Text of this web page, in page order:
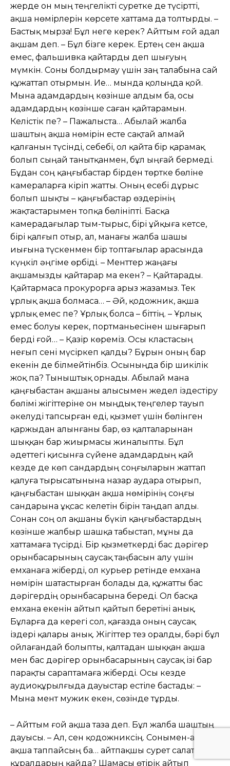
жерде он мың теңгелікті суретке де түсіртті,
ақша нөмірлерін көрсете хаттама да толтырды. –
Бастық мырза! Бұл неге керек? Айттым ғой адал
ақшам деп. – Бұл бізге керек. Ертең сен ақша
емес, фальшивка қайтарды деп шығуың
мүмкін. Соны болдырмау үшін заң талабына сай
құжаттап отырмын. Ие… мында қолыңда қой.
Мына адамдардың көзінше алдым ба, осы
адамдардың көзінше саған қайтарамын.
Келістік пе? – Пажалыста… Абылай жалба
шаштың ақша нөмірін есте сақтай алмай
қалғанын түсінді, себебі, ол қайта бір қарамақ
болып сыңай танытқанмен, бұл ыңғай бермеді.
Бұдан соң қаңғыбастар бірден төртке бөліне
камераларға кіріп жатты. Оның есебі дұрыс
болып шықты – қаңғыбастар өздерінің
жақтастарымен топқа бөлініпті. Басқа
камерадағылар тым-тырыс, бірі ұйқыға кетсе,
бірі қалғып отыр, ал, манағы жалба шашы
иығына түскенмен бір топтағылар арасында
күңкіл əңгіме өрбіді. – Менттер жаңағы
ақшамызды қайтарар ма екен? – Қайтарады.
Қайтармаса прокурорға арыз жазамыз. Тек
ұрлық ақша болмаса… – Əй, қодожник, ақша
ұрлық емес пе? Ұрлық болса – біттің. – Ұрлық
емес болуы керек, портманьесінен шығарып
берді ғой… – Қазір көреміз. Осы кластасың
неғып сені мүсіркеп қалды? Бұрын оның бар
екенін де білмейтінбіз. Осыныңда бір шикілік
жоқ па? Тыныштық орнады. Абылай мана
қаңғыбастан ақшаны алысымен жедел іздестіру
бөлімі жігіттеріне он мыңдық теңгелер тауып
əкелуді тапсырған еді, қызмет үшін бөлінген
қаржыдан алынғаны бар, өз қалталарынан
шыққан бар жиырмасы жиналыпты. Бұл
əдеттегі қисынға сүйене адамдардың қай
кезде де көп сандардың соңғыларын жаттап
қалуға тырысатынына назар аудара отырып,
қаңғыбастан шыққан ақша нөмірінің соңғы
сандарына ұқсас келетін бірін таңдап алды.
Сонан соң ол ақшаны бүкіл қаңғыбастардың
көзінше жалбыр шашқа табыстап, мұны да
хаттамаға түсірді. Бір қызметкерді бас дəрігер
орынбасарының саусақ таңбасын алу үшін
емханаға жіберді, ол курьер ретінде емхана
нөмірін шатастырған болады да, құжатты бас
дəрігердің орынбасарына береді. Ол басқа
емхана екенін айтып қайтып беретіні анық.
Бұларға да керегі сол, қағазда оның саусақ
іздері қалары анық. Жігіттер тез оралды, бəрі бұл
ойлағандай болыпты, қалтадан шыққан ақша
мен бас дəрігер орынбасарының саусақ ізі бар
парақты сараптамаға жіберді. Осы кезде
аудиоқұрылғыда дауыстар естіле бастады: –
Мына мент мужик екен, сөзінде тұрды.
– Айттым ғой ақша таза деп. Бұл жалба шаштың
дауысы. – Ал, сен қодожниксің. Сонымен-ақ мол
ақша таппайсың ба… айтпақшы сурет салатын
құралдарың қайда? Шамасы өтірік айтып